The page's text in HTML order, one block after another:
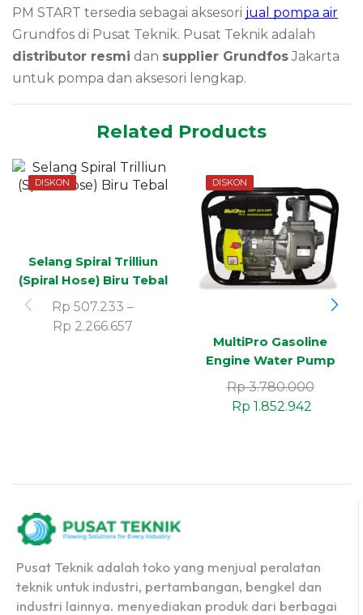
PM START tersedia sebagai aksesori jual pompa air
Grundfos di Pusat Teknik. Pusat Teknik adalah
distributor resmi dan supplier Grundfos Jakarta
untuk pompa dan aksesori lengkap.
Related Products
DISKON
Selang Spiral Trilliun
(Spiral Hose) Biru Tebal
Rp 507.233 –
Rp 2.266.657
DISKON
MultiPro Gasoline
Engine Water Pump
GWP-20/4 SWF
Rp3.780.000
Rp 1.852.942
Pusat Teknik adalah toko yang menjual peralatan
teknik untuk industri, pertambangan, bengkel dan
industri lainnya. menyediakan produk dari berbagai